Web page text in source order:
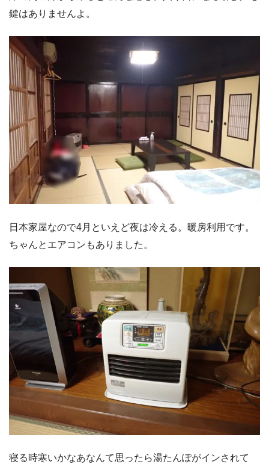
鍵はありませんよ。
日本家屋なので4月といえど夜は冷える。暖房利用です。
ちゃんとエアコンもありました。
寝る時寒いかなあなんて思ったら湯たんぽがインされて